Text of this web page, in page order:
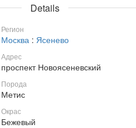
Details
Регион
Москва : Ясенево
Адрес
проспект Новоясеневский
Порода
Метис
Окрас
Бежевый